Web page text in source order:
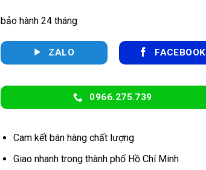
bảo hành 24 tháng
ZALO FACEBOOK
0966.275.739
Cam kết bán hàng chất lượng
Giao nhanh trong thành phố Hồ Chí Minh